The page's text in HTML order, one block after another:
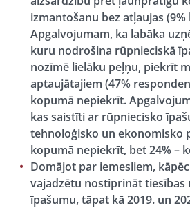
izmantošanu bez atļaujas
Apgalvojumam, ka labāka
kuru nodrošina rūpnieciskā
nozīmē lielāku peļņu, piekrīt
aptaujātajiem (47%
kopumā nepiekrīt.
kas saistīti ar rūpniecisko
tehnoloģisko un ekonomisko
kopumā nepiekrīt, bet 24% –
Domājot par iemesliem,
vajadzētu nostiprināt tiesības
īpašumu, tāpat kā 2019. un